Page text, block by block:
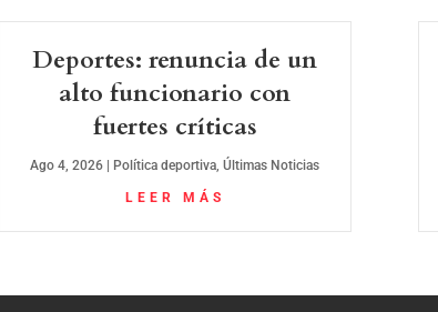
Deportes: renuncia de un
alto funcionario con
fuertes críticas
Ago 4, 2026 Política deportiva,Últimas Noticias
LEER MÁS